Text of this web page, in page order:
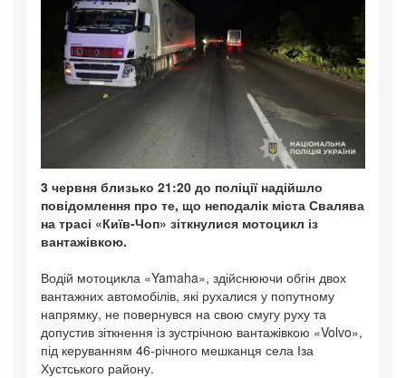
3 червня близько 21:20 до поліції надійшло
повідомлення про те, що неподалік міста Свалява
на трасі «Київ-Чоп» зіткнулися мотоцикл із
вантажівкою.
Водій мотоцикла «Yamaha», здійснюючи обгін двох
вантажних автомобілів, які рухалися у попутному
напрямку, не повернувся на свою смугу руху та
допустив зіткнення із зустрічною вантажівкою «Volvo»,
під керуванням 46-річного мешканця села Іза
Хустського району.